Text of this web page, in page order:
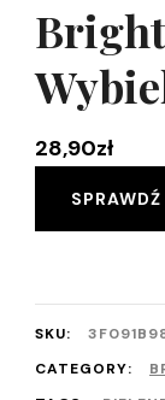
28,90zł
SKU:
CATEGORY: